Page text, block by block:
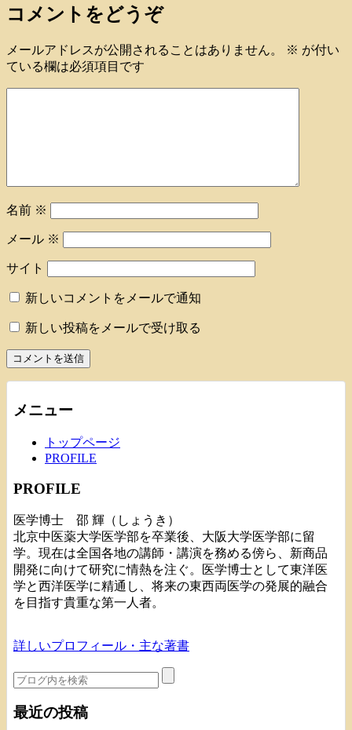
コメントをどうぞ
メールアドレスが公開されることはありません。 ※ が付い
ている欄は必須項目です
名前 ※
メール ※
サイト
新しいコメントをメールで通知
新しい投稿をメールで受け取る
メニュー
トップページ
PROFILE
PROFILE
医学博士 邵 輝（しょうき）
北京中医薬大学医学部を卒業後、大阪大学医学部に留
学。現在は全国各地の講師・講演を務める傍ら、新商品
開発に向けて研究に情熱を注ぐ。医学博士として東洋医
学と西洋医学に精通し、将来の東西両医学の発展的融合
を目指す貴重な第一人者。
詳しいプロフィール・主な著書
最近の投稿